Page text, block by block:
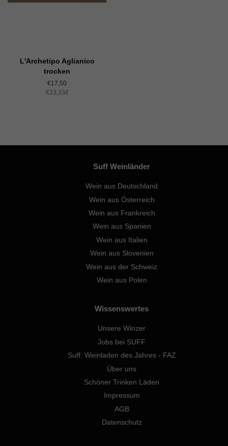
L'Archetipo Aglianico
trocken
Normaler
Preis
€17,50
Einzelpreis
€23,33/
Suff Weinländer
Wein aus Deutschland
Wein aus Österreich
Wein aus Frankreich
Wein aus Spanien
Wein aus Italien
Wein aus Slovenien
Wein aus der Schweiz
Wein aus Polen
Wissenswertes
Unsere Winzer
Jobs bei SUFF
Suff: Weinladen des Jahres - FAZ
Über uns
Schöner Trinken Läden
Impressum
AGB
Datenschutz